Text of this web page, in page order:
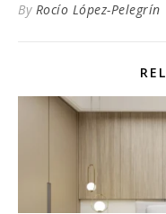
By Rocío López-Pelegrín